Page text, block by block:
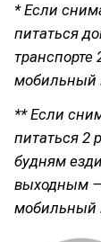
* Если
питаться
транспорте
мобильный
** Если
питаться 2
будням
выходным —
мобильный